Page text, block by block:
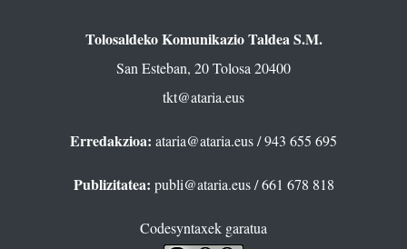
Tolosaldeko Komunikazio Taldea S.M.
San Esteban, 20 Tolosa 20400
tkt@ataria.eus
Erredakzioa: ataria@ataria.eus/ 943 655 695
Publizitatea: publi@ataria.eus/ 661 678 818
Codesyntaxek garatua